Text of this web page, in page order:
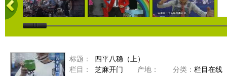
标题：
四平八稳（上）
栏目：
芝麻开门 产地： 分类： 栏目在线